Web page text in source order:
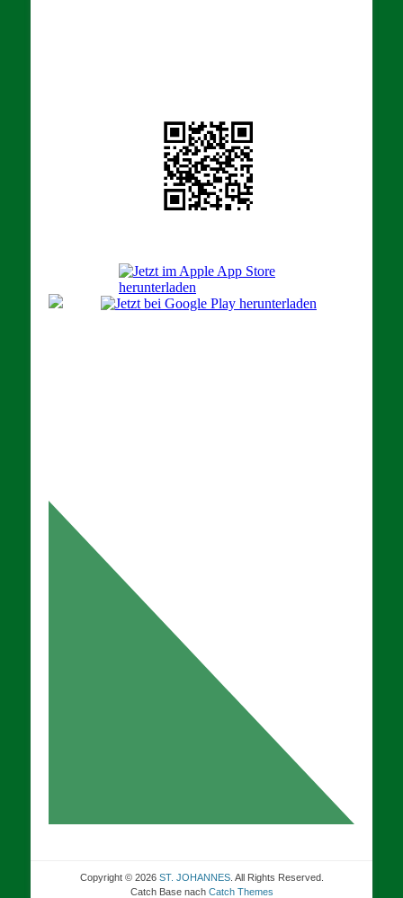
Copyright © 2026 ST. JOHANNES. All Rights Reserved.
Catch Base nach Catch Themes